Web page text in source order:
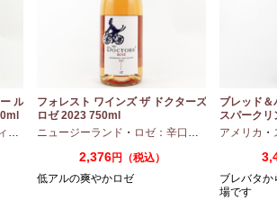
ル
・カベルネフラン
フォレスト ワインズ ザ ドクターズ
ロゼ 2023 750ml
ニュージーランド ・ ロゼ：辛口 ピノノワール
2,376円（税込）
低アルの爽やかロゼ
ブレッド＆
スパークリ
ェ NV
アメリカ ・
ブレバタか
場です